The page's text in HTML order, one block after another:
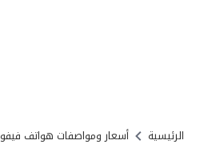
الرئيسية أسعار ومواصفات هواتف فيفو